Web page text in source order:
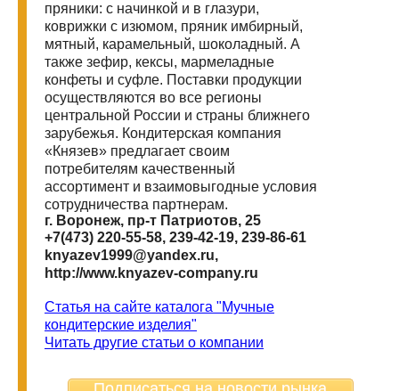
пряники: с начинкой и в глазури,
коврижки с изюмом, пряник имбирный,
мятный, карамельный, шоколадный. А
также зефир, кексы, мармеладные
конфеты и суфле. Поставки продукции
осуществляются во все регионы
центральной России и страны ближнего
зарубежья. Кондитерская компания
«Князев» предлагает своим
потребителям качественный
ассортимент и взаимовыгодные условия
сотрудничества партнерам.
г. Воронеж, пр-т Патриотов, 25
+7(473) 220-55-58, 239-42-19, 239-86-61
knyazev1999@yandex.ru,
http://www.knyazev-company.ru
Статья на сайте каталога "Мучные
кондитерские изделия"
Читать другие статьи о компании